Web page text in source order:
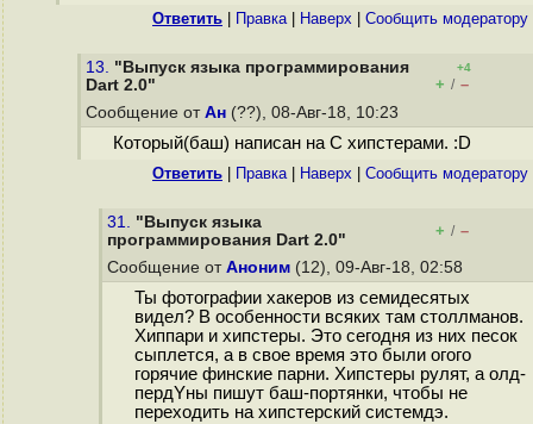
Ответить Правка| Наверх Cообщить модератору
13. "Выпуск языка программирования
Dart 2.0"
+4
+ / –
Сообщение от Ан (??), 08-Авг-18, 10:23
Который(баш) написан на C хипстерами. :D
Ответить Правка| Наверх Cообщить модератору
31. "Выпуск языка
программирования Dart 2.0"
+ / –
Сообщение от Аноним (12), 09-Авг-18, 02:58
Ты фотографии хакеров из семидесятых
видел? В особенности всяких там столлманов.
Хиппари и хипстеры. Это сегодня из них песок
сыплется, а в свое время это были огого
горячие финские парни. Хипстеры рулят, а олд-
пердYны пишут баш-портянки, чтобы не
переходить на хипстерский системдэ.